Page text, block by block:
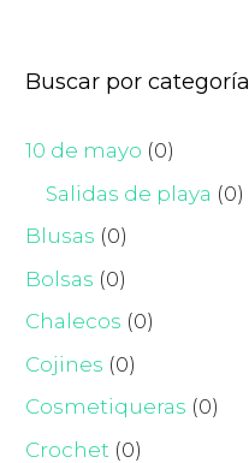
Buscar por categoría
10 de mayo (0)
Salidas de playa (0)
Blusas (0)
Bolsas (0)
Chalecos (0)
Cojines (0)
Cosmetiqueras (0)
Crochet (0)